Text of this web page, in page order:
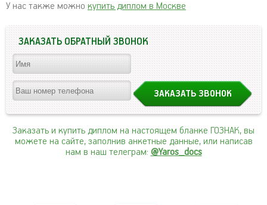
У нас также можно купить диплом в Москве
ЗАКАЗАТЬ ОБРАТНЫЙ ЗВОНОК
Заказать и купить диплом на настоящем бланке ГОЗНАК, вы
можете на сайте, заполнив анкетные данные, или написав
нам в наш телеграм: @Yaros_docs